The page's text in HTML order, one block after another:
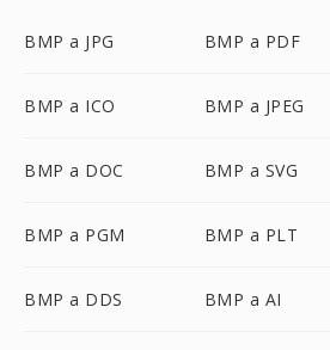
BMP a JPG BMP a PDF
BMP a ICO BMP a JPEG
BMP a DOC BMP a SVG
BMP a PGM BMP a PLT
BMP a DDS BMP a AI